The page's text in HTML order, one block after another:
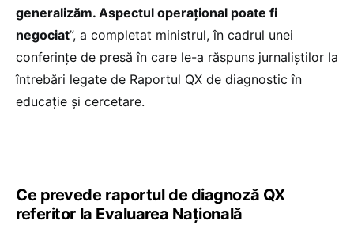
generalizăm. Aspectul operațional poate fi
negociat”, a completat ministrul, în cadrul unei
conferințe de presă în care le-a răspuns jurnaliștilor la
întrebări legate de Raportul QX de diagnostic în
educație și cercetare.
Ce prevede raportul de diagnoză QX
referitor la Evaluarea Națională